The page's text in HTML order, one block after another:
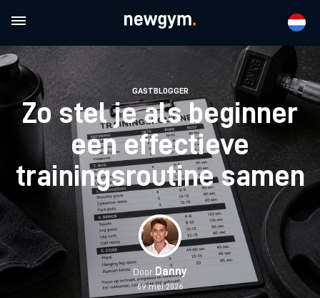
GASTBLOGGER
Zo stel je als beginner
een effectieve
trainingsroutine samen
Door Danny
09 mei 2026